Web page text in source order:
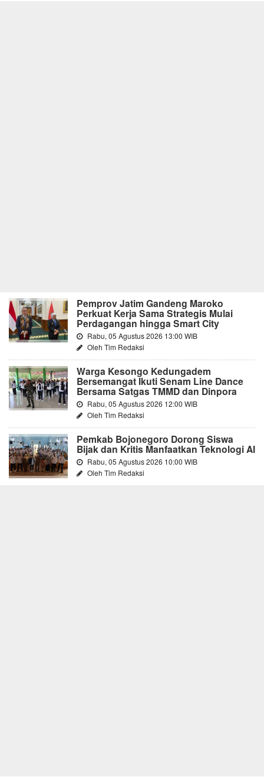
Pemprov Jatim Gandeng Maroko
Perkuat Kerja Sama Strategis Mulai
Perdagangan hingga Smart City
Rabu, 05 Agustus 2026 13:00 WIB
Oleh Tim Redaksi
Warga Kesongo Kedungadem
Bersemangat Ikuti Senam Line Dance
Bersama Satgas TMMD dan Dinpora
Rabu, 05 Agustus 2026 12:00 WIB
Oleh Tim Redaksi
Pemkab Bojonegoro Dorong Siswa
Bijak dan Kritis Manfaatkan Teknologi AI
Rabu, 05 Agustus 2026 10:00 WIB
Oleh Tim Redaksi